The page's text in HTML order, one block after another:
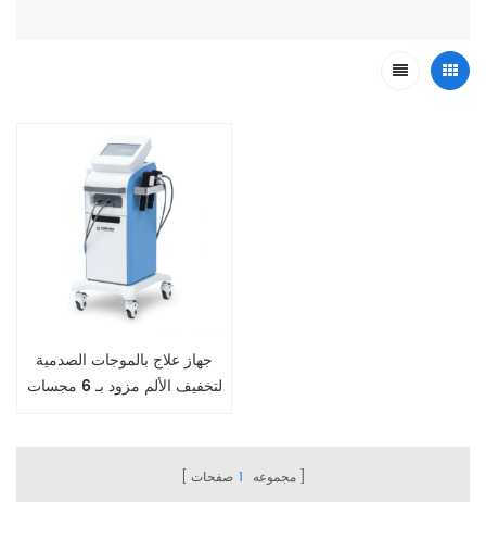
جهاز علاج بالموجات الصدمية
لتخفيف الألم مزود بـ 6 مجسات
مجموعه 1 صفحات